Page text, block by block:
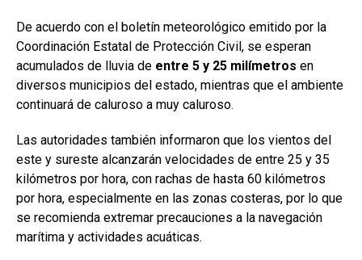
De acuerdo con el boletín meteorológico emitido por la
Coordinación Estatal de Protección Civil, se esperan
acumulados de lluvia de entre 5 y 25 milímetros en
diversos municipios del estado, mientras que el ambiente
continuará de caluroso a muy caluroso.
Las autoridades también informaron que los vientos del
este y sureste alcanzarán velocidades de entre 25 y 35
kilómetros por hora, con rachas de hasta 60 kilómetros
por hora, especialmente en las zonas costeras, por lo que
se recomienda extremar precauciones a la navegación
marítima y actividades acuáticas.